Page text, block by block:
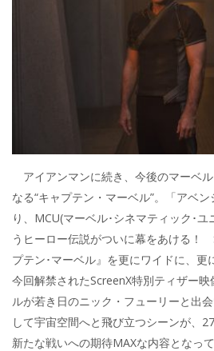
アイアンマンに続き、今後のマーベ
なる“キャプテン・マーベル”。「アベ
り、MCU(マーベル･シネマティック･
うヒーロー伝説がついに幕をあける！
プテン･マーベル』を更にワイドに、更
今回解禁されたScreenX特別ティザー
ルが若き日のニック・フューリーと出
して宇宙空間へと飛び立つシーンが、
新たな戦いへの期待MAXな内容となっ